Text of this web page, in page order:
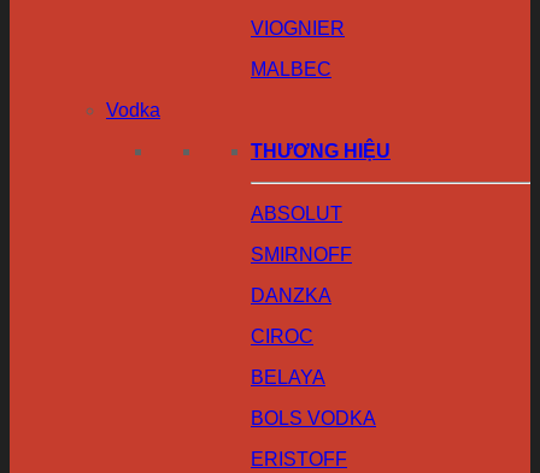
VIOGNIER
MALBEC
Vodka
THƯƠNG HIỆU
ABSOLUT
SMIRNOFF
DANZKA
CIROC
BELAYA
BOLS VODKA
ERISTOFF